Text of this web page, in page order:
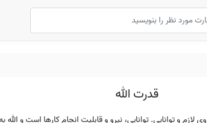
قدرت الله
لازم و توانایی. توانایی، نیرو و قابلیت انجام کارها است و